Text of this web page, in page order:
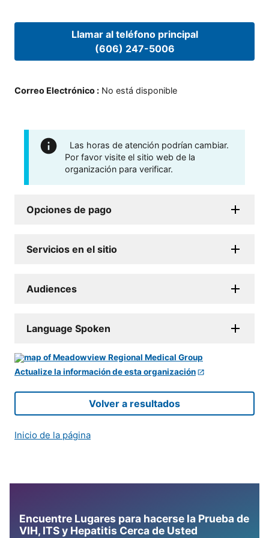
Llamar al teléfono principal
(606) 247-5006
Correo Electrónico : No está disponible
Las horas de atención podrían cambiar.
Por favor visite el sitio web de la
organización para verificar.
Opciones de pago
Servicios en el sitio
Audiences
Language Spoken
Actualize la información de esta organización
Volver a resultados
Inicio de la página
Encuentre Lugares para hacerse la Prueba de
VIH, ITS y Hepatitis Cerca de Usted